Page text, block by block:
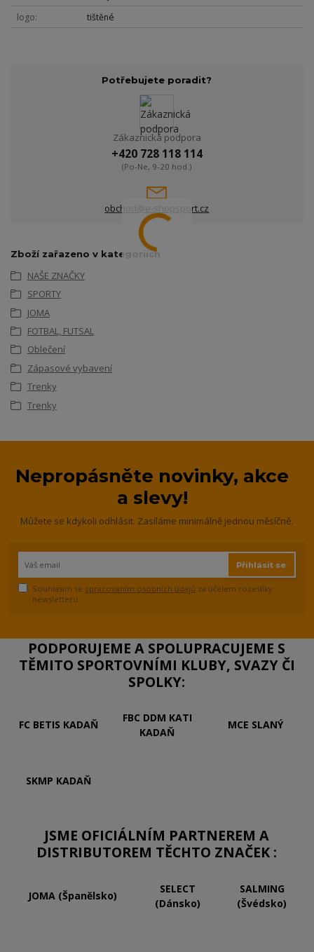
logo
tištěné
Potřebujete poradit?
Zákaznická podpora
+420 728 118 114
(Po-Ne, 9-20 hod.)
obchod@e-shopsport.cz
Zboží zařazeno v kategoriích
NAŠE ZNAČKY
SPORTY
JOMA
FOTBAL, FUTSAL
Oblečení
Zápasové vybavení
Trenky
Trenky
Nepropásněte novinky, akce
a slevy!
Můžete se kdykoli odhlásit. Zasíláme minimálně jednou měsíčně.
Přihlásit se
Souhlasím se zpracováním osobních údajů za účelem rozesílky
newsletteru.
PODPORUJEME A SPOLUPRACUJEME S
TĚMITO SPORTOVNÍMI KLUBY, SVAZY ČI
SPOLKY:
FC BETIS KADAŇ
FBC DDM KATI
KADAŇ
MCE SLANÝ
SKMP KADAŇ
JSME OFICIÁLNÍM PARTNEREM A
DISTRIBUTOREM TĚCHTO ZNAČEK :
JOMA (Španělsko)
SELECT
(Dánsko)
SALMING
(Švédsko)